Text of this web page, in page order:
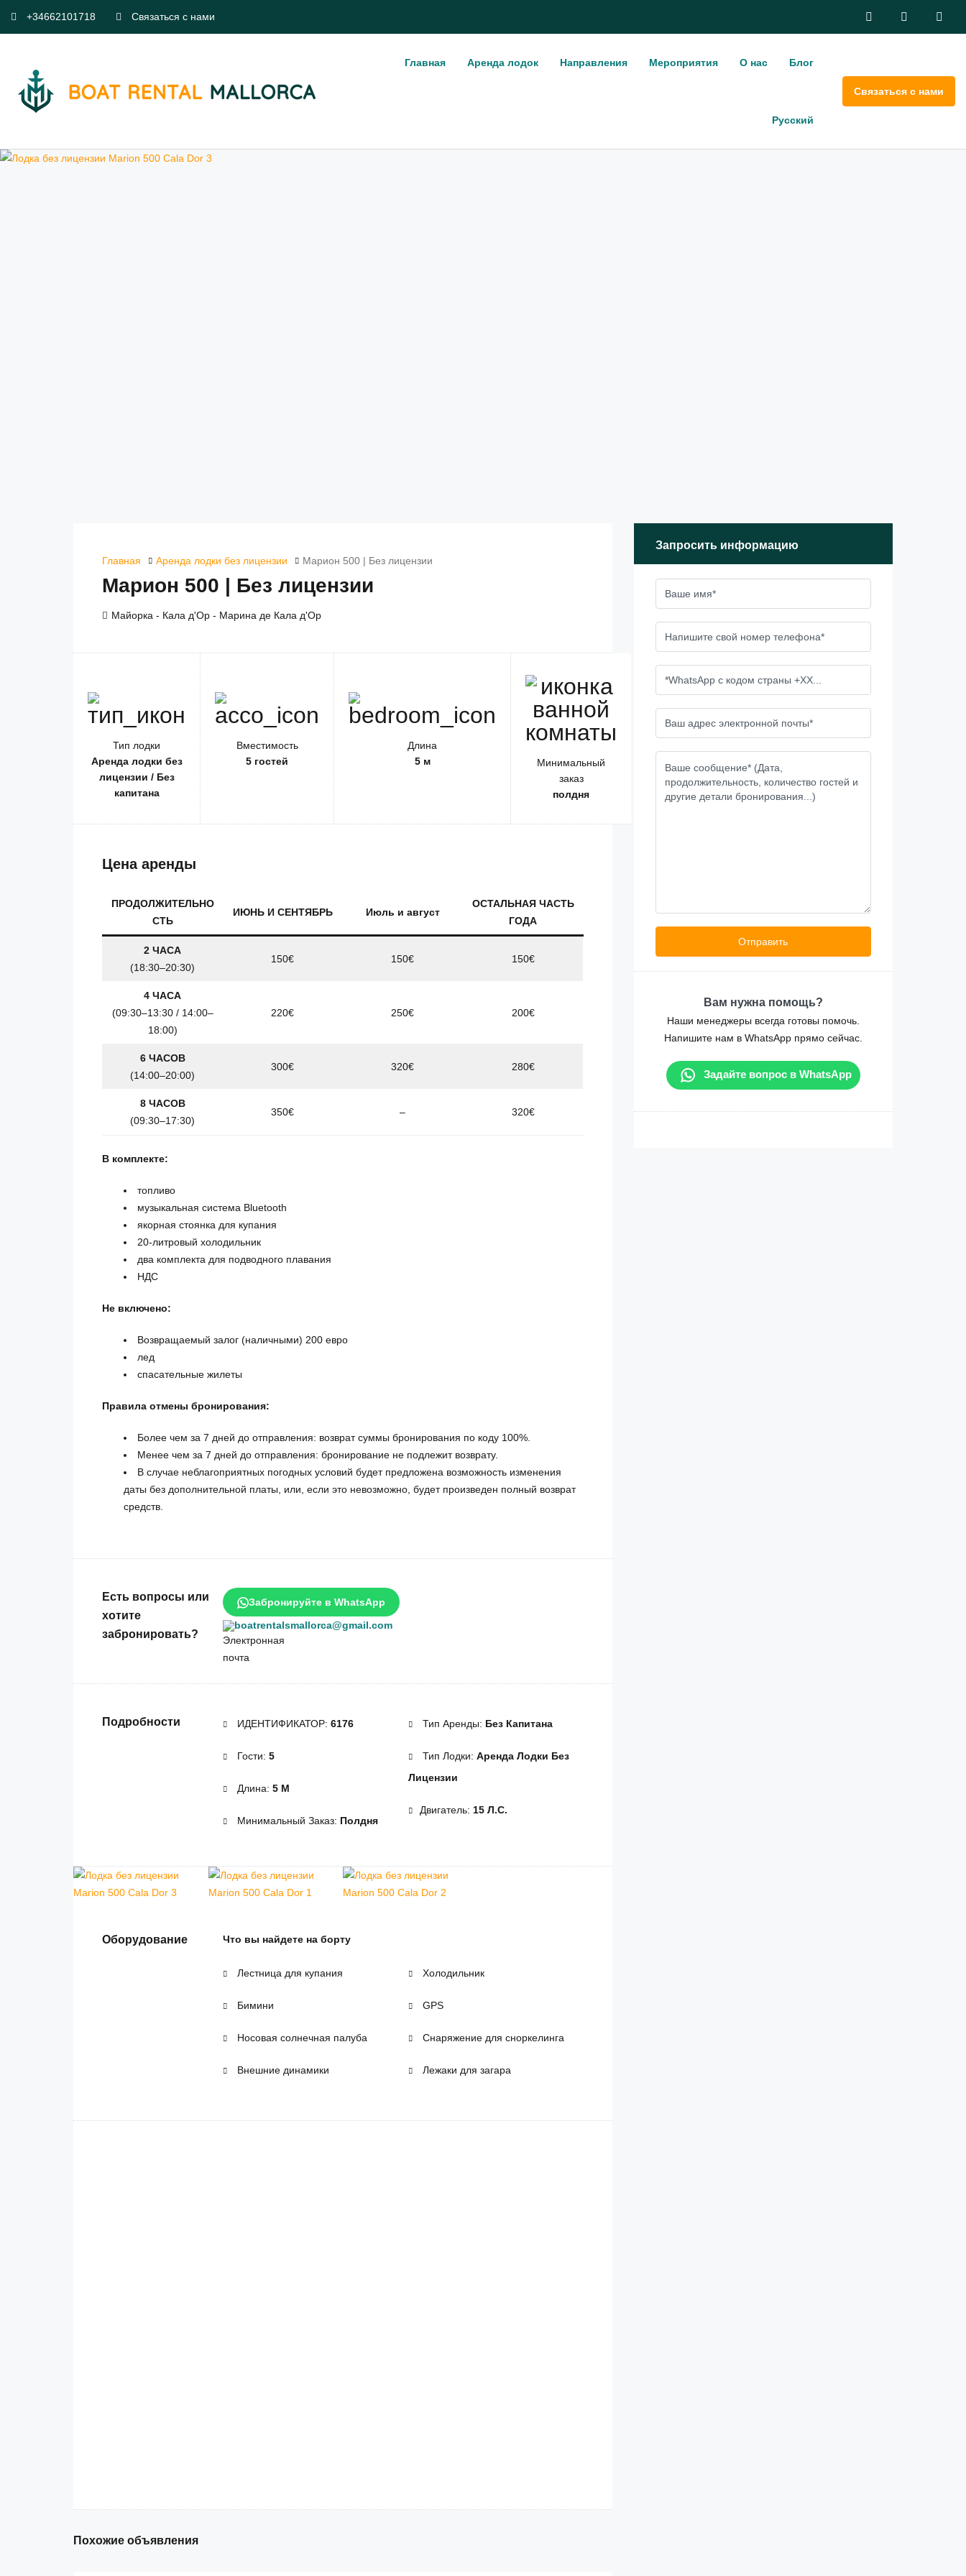
+34662101718 Связаться с нами
Главная Аренда лодок Направления Мероприятия О нас Блог
Русский
Связаться с нами
Главная Аренда лодки без лицензии Марион 500 | Без лицензии
Марион 500 | Без лицензии
Майорка - Кала д'Ор - Марина де Кала д'Ор
Тип лодки
Аренда лодки без
лицензии / Без
капитана
Вместимость
5 гостей
Длина
5 м
Минимальный
заказ
полдня
Цена аренды
ПРОДОЛЖИТЕЛЬНО
СТЬ
ИЮНЬ И СЕНТЯБРЬ Июль и август
ОСТАЛЬНАЯ ЧАСТЬ
ГОДА
2 ЧАСА
(18:30–20:30)
150€ 150€ 150€
4 ЧАСА
(09:30–13:30 / 14:00–
18:00)
220€ 250€ 200€
6 ЧАСОВ
(14:00–20:00)
300€ 320€ 280€
8 ЧАСОВ
(09:30–17:30)
350€ – 320€
В комплекте:
топливо
музыкальная система Bluetooth
якорная стоянка для купания
20-литровый холодильник
два комплекта для подводного плавания
НДС
Не включено:
Возвращаемый залог (наличными) 200 евро
лед
спасательные жилеты
Правила отмены бронирования:
Более чем за 7 дней до отправления: возврат суммы бронирования по коду 100%.
Менее чем за 7 дней до отправления: бронирование не подлежит возврату.
В случае неблагоприятных погодных условий будет предложена возможность изменения
даты без дополнительной платы, или, если это невозможно, будет произведен полный возврат
средств.
Есть вопросы или
хотите
забронировать?
Забронируйте в WhatsApp
boatrentalsmallorca@gmail.com
Подробности ИДЕНТИФИКАТОР: 6176
Гости: 5
Длина: 5 М
Минимальный Заказ: Полдня
Тип Аренды: Без Капитана
Тип Лодки: Аренда Лодки Без
Лицензии
Двигатель: 15 Л.с.
Оборудование Что вы найдете на борту
Лестница для купания
Бимини
Носовая солнечная палуба
Внешние динамики
Холодильник
GPS
Снаряжение для сноркелинга
Лежаки для загара
Похожие объявления
Запросить информацию
Вам нужна помощь?
Наши менеджеры всегда готовы помочь.
Напишите нам в WhatsApp прямо сейчас.
Задайте вопрос в WhatsApp